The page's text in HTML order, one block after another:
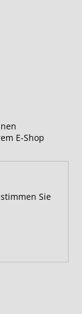
E-Shop
Sie